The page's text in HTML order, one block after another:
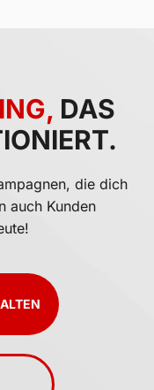
DAS
die dich
auch Kunden